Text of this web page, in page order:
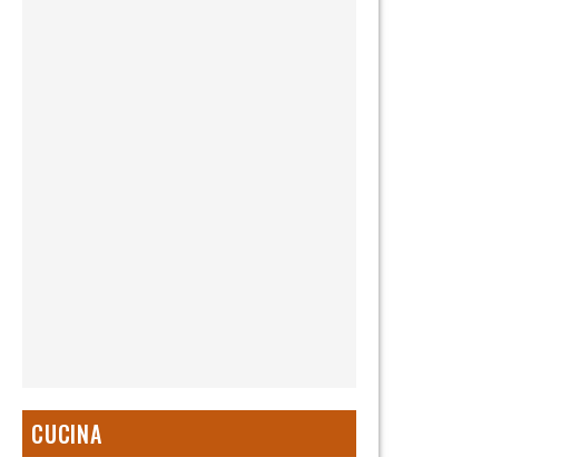
CUCINA